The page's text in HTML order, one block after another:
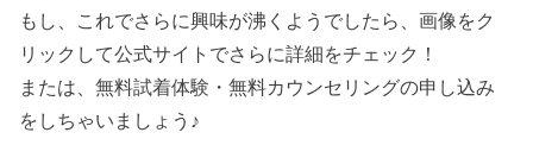
もし、これでさらに興味が沸くようでしたら、画像をク
リックして公式サイトでさらに詳細をチェック！
または、無料試着体験・無料カウンセリングの申し込み
をしちゃいましょう♪